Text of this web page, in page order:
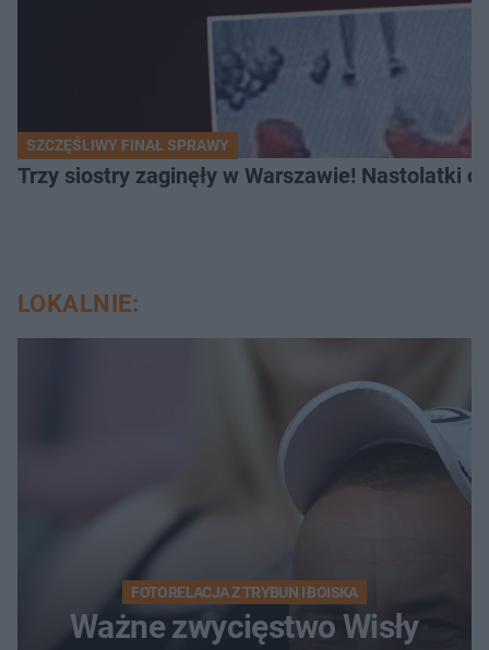
SZCZĘŚLIWY FINAŁ SPRAWY
Trzy siostry zaginęły w Warszawie! Nastolatki
LOKALNIE:
FOTORELACJA Z TRYBUN I BOISKA
Ważne zwycięstwo Wisły